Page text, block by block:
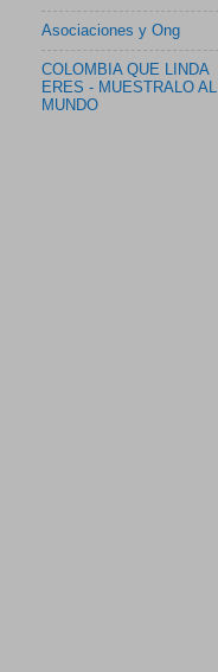
Asociaciones y Ong
COLOMBIA QUE LINDA
ERES - MUESTRALO AL
MUNDO